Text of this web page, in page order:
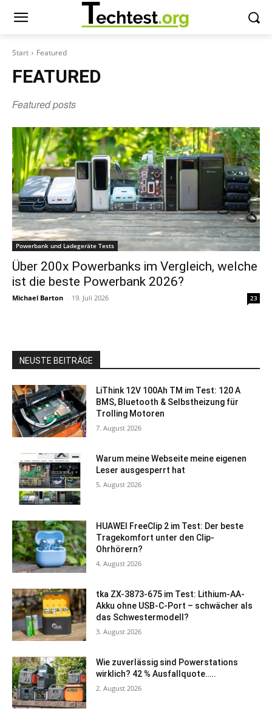
Start Featured
FEATURED
Featured posts
Powerbank und Ladegeräte Tests
Über 200x Powerbanks im Vergleich, welche
ist die beste Powerbank 2026?
Michael Barton - 19. Juli 2026 23
NEUSTE BEITRÄGE
LiThink 12V 100Ah TM im Test: 120 A
BMS, Bluetooth & Selbstheizung für
Trolling Motoren
7. August 2026
Warum meine Webseite meine eigenen
Leser ausgesperrt hat
5. August 2026
HUAWEI FreeClip 2 im Test: Der beste
Tragekomfort unter den Clip-
Ohrhörern?
4. August 2026
tka ZX-3873-675 im Test: Lithium-AA-
Akku ohne USB-C-Port – schwächer als
das Schwestermodell?
3. August 2026
Wie zuverlässig sind Powerstations
wirklich? 42 % Ausfallquote…..
2. August 2026